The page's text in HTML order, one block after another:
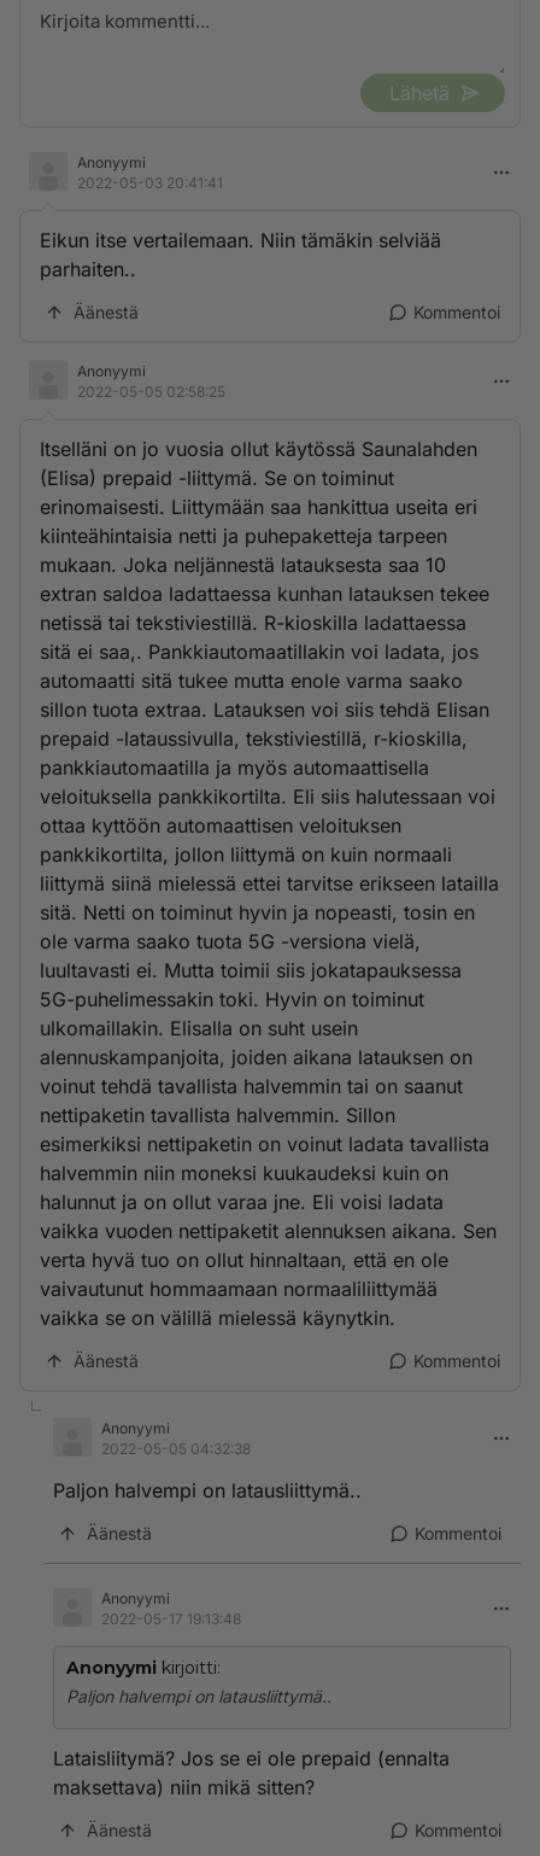
Lähetä
Anonyymi
2022-05-03 20:41:41
Eikun itse vertailemaan. Niin tämäkin selviää
parhaiten..
Äänestä Kommentoi
Anonyymi
2022-05-05 02:58:25
Itselläni on jo vuosia ollut käytössä Saunalahden
(Elisa) prepaid -liittymä. Se on toiminut
erinomaisesti. Liittymään saa hankittua useita eri
kiinteähintaisia netti ja puhepaketteja tarpeen
mukaan. Joka neljännestä latauksesta saa 10
extran saldoa ladattaessa kunhan latauksen tekee
netissä tai tekstiviestillä. R-kioskilla ladattaessa
sitä ei saa,. Pankkiautomaatillakin voi ladata, jos
automaatti sitä tukee mutta enole varma saako
sillon tuota extraa. Latauksen voi siis tehdä Elisan
prepaid -lataussivulla, tekstiviestillä, r-kioskilla,
pankkiautomaatilla ja myös automaattisella
veloituksella pankkikortilta. Eli siis halutessaan voi
ottaa kyttöön automaattisen veloituksen
pankkikortilta, jollon liittymä on kuin normaali
liittymä siinä mielessä ettei tarvitse erikseen latailla
sitä. Netti on toiminut hyvin ja nopeasti, tosin en
ole varma saako tuota 5G -versiona vielä,
luultavasti ei. Mutta toimii siis jokatapauksessa
5G-puhelimessakin toki. Hyvin on toiminut
ulkomaillakin. Elisalla on suht usein
alennuskampanjoita, joiden aikana latauksen on
voinut tehdä tavallista halvemmin tai on saanut
nettipaketin tavallista halvemmin. Sillon
esimerkiksi nettipaketin on voinut ladata tavallista
halvemmin niin moneksi kuukaudeksi kuin on
halunnut ja on ollut varaa jne. Eli voisi ladata
vaikka vuoden nettipaketit alennuksen aikana. Sen
verta hyvä tuo on ollut hinnaltaan, että en ole
vaivautunut hommaamaan normaaliliittymää
vaikka se on välillä mielessä käynytkin.
Äänestä Kommentoi
Anonyymi
2022-05-05 04:32:38
Paljon halvempi on latausliittymä..
Äänestä Kommentoi
Anonyymi
2022-05-17 19:13:48
Anonyymi kirjoitti:
Paljon halvempi on latausliittymä..
Lataisliitymä? Jos se ei ole prepaid (ennalta
maksettava) niin mikä sitten?
Äänestä Kommentoi